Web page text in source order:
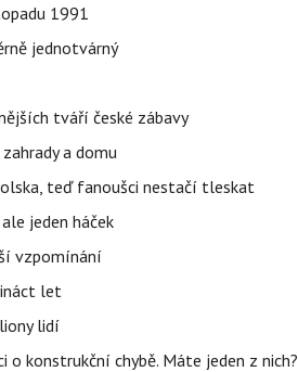
1991
jednotvárný
tváří české zábavy
a domu
teď fanoušci nestačí tleskat
jeden háček
vzpomínání
let
lidí
konstrukční chybě. Máte jeden z nich?